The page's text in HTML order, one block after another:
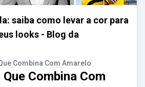
saiba como levar a cor para
looks - Blog da
Combina Com Amarelo
Combina Com